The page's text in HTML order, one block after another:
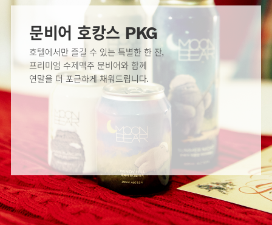
문비어 호캉스 PKG
호텔에서만 즐길 수 있는 특별한 한 잔,
프리미엄 수제맥주 문비어와 함께
연말을 더 포근하게 채워드립니다.